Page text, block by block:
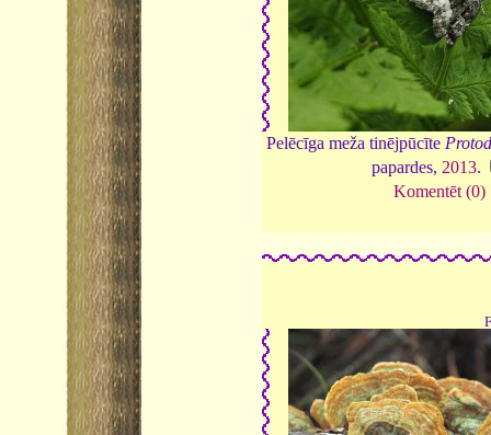
Pelēcīga meža tinējpūcīte
papardes, 2013.
Komentēt (0)